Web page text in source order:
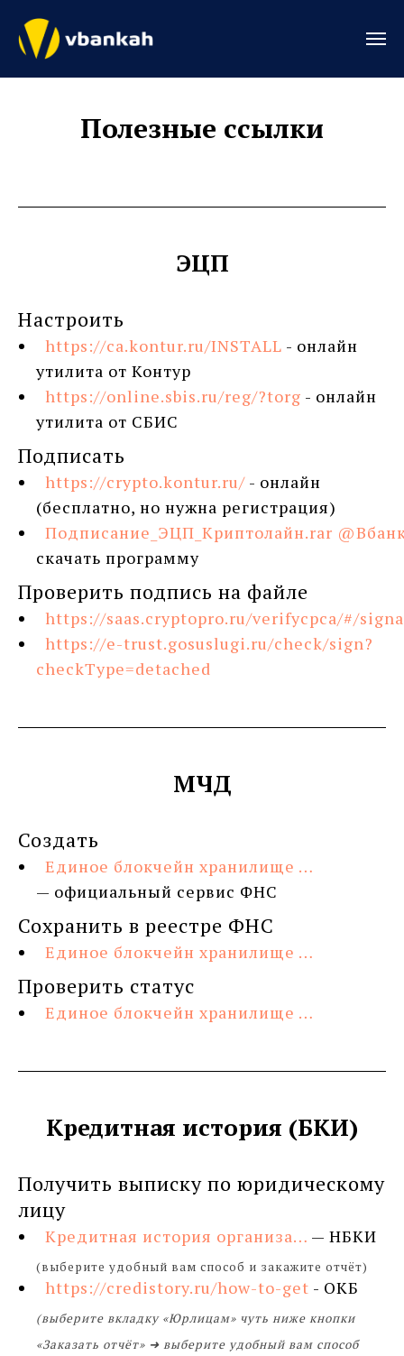
Полезные ссылки
ЭЦП
Настроить
https://ca.kontur.ru/INSTALL - онлайн
утилита от Контур
https://online.sbis.ru/reg/?torg - онлайн
утилита от СБИС
Подписать
https://crypto.kontur.ru/ - онлайн
(бесплатно, но нужна регистрация)
Подписание_ЭЦП_Криптолайн.rar
скачать программу
Проверить подпись на файле
https://saas.cryptopro.ru/verifycpca/#/
https://e-trust.gosuslugi.ru/check/sign?
checkType=detached
МЧД
Создать
Единое блокчейн хранилище …
— официальный сервис ФНС
Сохранить в реестре ФНС
Единое блокчейн хранилище …
Проверить статус
Единое блокчейн хранилище …
Кредитная история (БКИ)
Получить выписку по юридическому
лицу
Кредитная история организа… — НБКИ
(выберите удобный вам способ и закажите отчёт)
https://credistory.ru/how-to-get - ОКБ
(выберите вкладку «Юрлицам» чуть ниже кнопки
«Заказать отчёт» ➜ выберите удобный вам способ